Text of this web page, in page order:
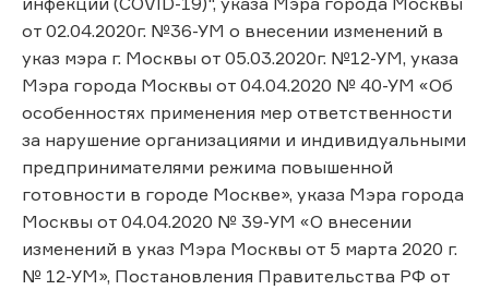
от 02.04.2020г. №36-УМ о внесении изменений в
указ мэра г. Москвы от 05.03.2020г. №12-УМ, указа
Мэра города Москвы от 04.04.2020 № 40-УМ «Об
особенностях применения мер ответственности
за нарушение организациями и индивидуальными
предпринимателями режима повышенной
готовности в городе Москве», указа Мэра города
Москвы от 04.04.2020 № 39-УМ «О внесении
изменений в указ Мэра Москвы от 5 марта 2020 г.
№ 12-УМ», Постановления Правительства РФ от